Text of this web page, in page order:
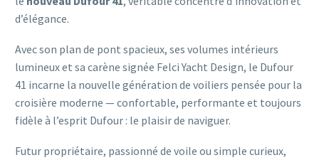
d’élégance.
Avec son plan de pont spacieux, ses volumes intérieurs
lumineux et sa carène signée Felci Yacht Design, le Dufour
41 incarne la nouvelle génération de voiliers pensée pour la
croisière moderne — confortable, performante et toujours
fidèle à l’esprit Dufour : le plaisir de naviguer.
Futur propriétaire, passionné de voile ou simple curieux,